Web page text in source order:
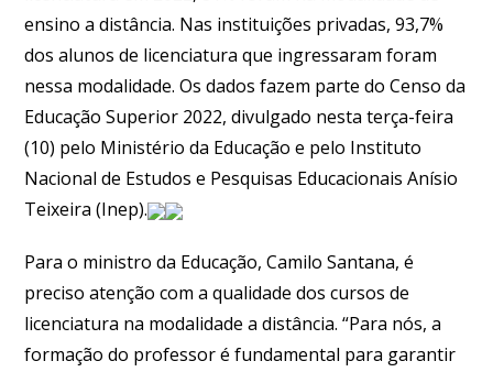
ensino a distância. Nas instituições privadas, 93,7%
dos alunos de licenciatura que ingressaram foram
nessa modalidade. Os dados fazem parte do Censo da
Educação Superior 2022, divulgado nesta terça-feira
(10) pelo Ministério da Educação e pelo Instituto
Nacional de Estudos e Pesquisas Educacionais Anísio
Teixeira (Inep).
Para o ministro da Educação, Camilo Santana, é
preciso atenção com a qualidade dos cursos de
licenciatura na modalidade a distância. “Para nós, a
formação do professor é fundamental para garantir